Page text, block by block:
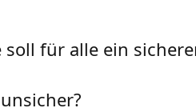
soll für alle ein